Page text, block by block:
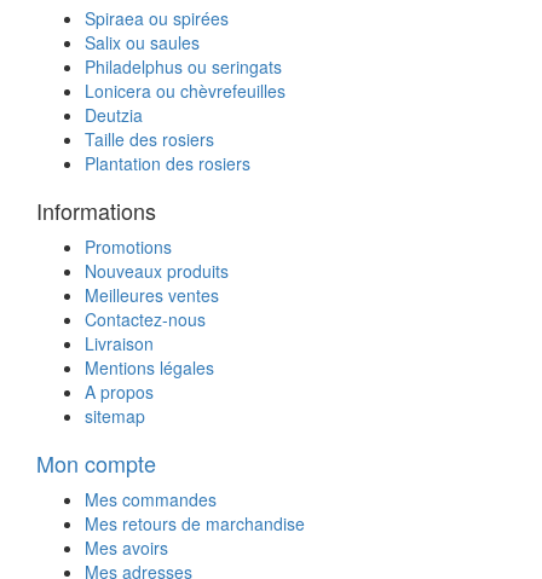
Spiraea ou spirées
Salix ou saules
Philadelphus ou seringats
Lonicera ou chèvrefeuilles
Deutzia
Taille des rosiers
Plantation des rosiers
Informations
Promotions
Nouveaux produits
Meilleures ventes
Contactez-nous
Livraison
Mentions légales
A propos
sitemap
Mon compte
Mes commandes
Mes retours de marchandise
Mes avoirs
Mes adresses